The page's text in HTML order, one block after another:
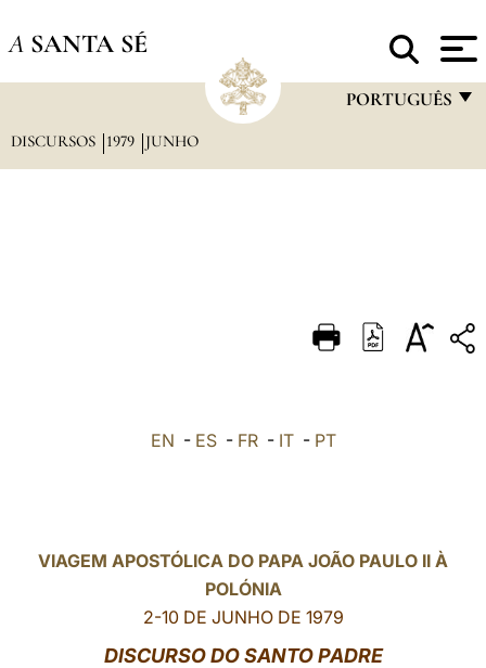
A SANTA SÉ
PORTUGUÊS
DEUTSCH
DISCURSOS 1979 JUNHO
EN - ES- FR- IT- PT
VIAGEM APOSTÓLICA DO PAPA JOÃO PAULO II À
POLÓNIA
2-10 DE JUNHO DE 1979
DISCURSO DO SANTO PADRE